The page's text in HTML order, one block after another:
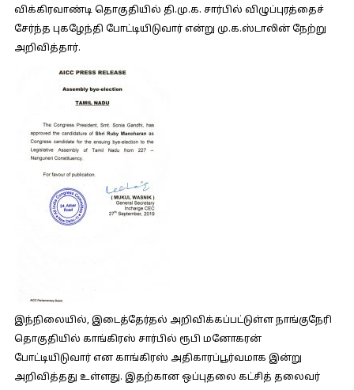
விக்கிரவாண்டி தொகுதியில் தி.மு.க. சார்பில் விழுப்புரத்தைச்
சேர்ந்த புகழேந்தி போட்டியிடுவார் என்று மு.க.ஸ்டாலின் நேற்று
அறிவித்தார்.
இந்நிலையில், இடைத்தேர்தல் அறிவிக்கப்பட்டுள்ள நாங்குநேரி
தொகுதியில் காங்கிரஸ் சார்பில் ரூபி மனோகரன்
போட்டியிடுவார் என காங்கிரஸ் அதிகாரப்பூர்வமாக இன்று
அறிவித்தது உள்ளது. இதற்கான ஒப்புதலை கட்சித் தலைவர்